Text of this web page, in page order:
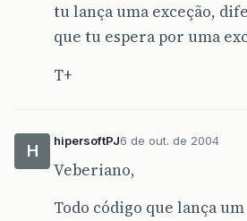
tu lança uma exceção,
que tu espera por uma
T+
H
hipersoftPJ6 de out. de 2004
Veberiano,
Todo código que lança